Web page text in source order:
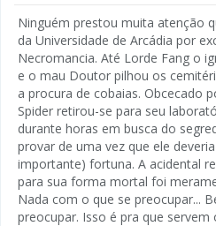
Ninguém prestou muita atenção
da Universidade de Arcádia por
Necromancia. Até Lorde Fang o
e o mau Doutor pilhou os
a procura de cobaias. Obcecado
Spider retirou-se para seu
durante horas em busca do
provar de uma vez que ele
importante) fortuna. A acidental
para sua forma mortal foi
Nada com o que se preocupar...
preocupar. Isso é pra que servem